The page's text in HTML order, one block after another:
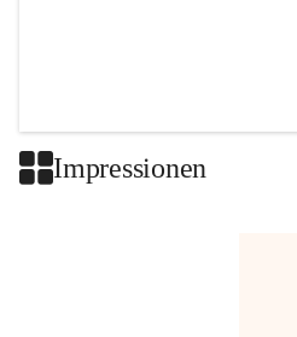
Impressionen